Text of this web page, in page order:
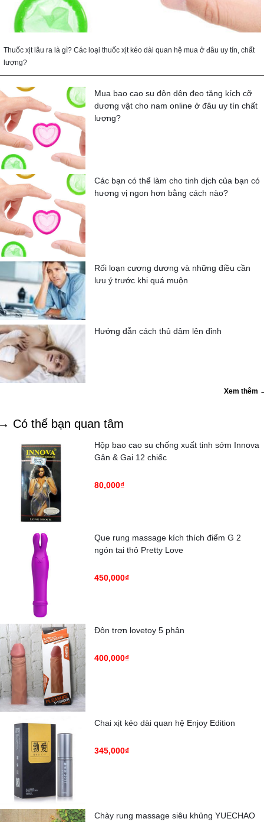
Thuốc xịt lâu ra là gì? Các loại thuốc xịt kéo dài quan hệ mua ở đâu uy tín, chất
lượng?
Mua bao cao su đôn dên đeo tăng kích cỡ
dương vật cho nam online ở đâu uy tín chất
lượng?
Các bạn có thể làm cho tinh dịch của bạn có
hương vị ngon hơn bằng cách nào?
Rối loạn cương dương và những điều cần
lưu ý trước khi quá muộn
Hướng dẫn cách thủ dâm lên đỉnh
Xem thêm
Có thể bạn quan tâm
Hộp bao cao su chống xuất tinh sớm Innova
Gân & Gai 12 chiếc
80,000₫
Que rung massage kích thích điểm G 2
ngón tai thỏ Pretty Love
450,000₫
Đôn trơn lovetoy 5 phân
400,000₫
Chai xịt kéo dài quan hệ Enjoy Edition
345,000₫
Chày rung massage siêu khủng YUECHAO